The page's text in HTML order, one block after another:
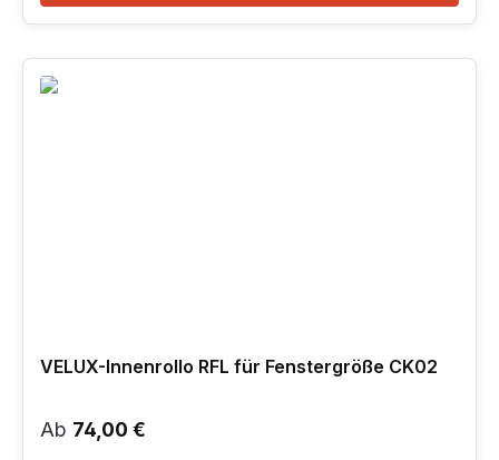
VELUX-Innenrollo RFL für Fenstergröße CK02
Regulärer Preis:
Ab 74,00 €